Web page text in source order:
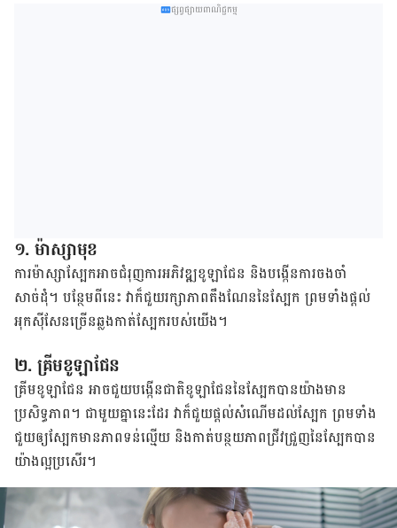
ផ្សព្វផ្សាយពាណិជ្ជកម្ម
១. ម៉ាស្សា​មុខ
ការ​ម៉ាស្សា​ស្បែក​អាច​ជំរុញ​ការអភិវឌ្ឍ​ខូ​ឡា​ជែន​ និង​បង្កើន​ការ​ចងចាំ​
សាច់ដុំ។​ បន្ថែម​ពី​នេះ​ វា​ក៏​ជួយ​រក្សា​ភាព​តឹងណែន​នៃ​ស្បែក​ ព្រម​ទាំង​ផ្ដល់​
អុកស៊ីសែន​ច្រើន​ឆ្លង​កាត់​ស្បែក​របស់​យើង​។
​​​​​​២. គ្រីម​ខូឡាជែន​
គ្រីម​ខូ​ឡា​ជែន​ ​អាច​ជួយ​បង្កើន​ជាតិ​ខូឡាជែន​នៃ​ស្បែក​បាន​យ៉ាង​មាន​
ប្រសិទ្ធភាព​។​ ជាមួយ​គ្នា​នេះ​ដែរ​ វា​ក៏​ជួយ​ផ្ដល់​សំណើម​ដល់​ស្បែក​ ព្រម​ទាំង​
ជួយ​ឲ្យ​ស្បែក​មាន​ភាព​​ទន់​ល្មើយ​ និង​កាត់​បន្ថយ​ភាព​​ជ្រីវជ្រួញ​នៃ​ស្បែក​​បាន​
យ៉ាង​ល្អ​ប្រសើរ​។